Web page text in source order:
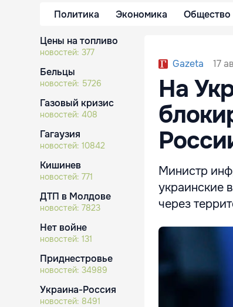
Политика Экономика Общество
Цены на топливо
новостей: 377
Бельцы
новостей: 5726
Газовый кризис
новостей: 408
Гагаузия
новостей: 10842
Кишинев
новостей: 771
ДТП в Молдове
новостей: 7823
Нет войне
новостей: 131
Приднестровье
новостей: 34989
Украина-Россия
новостей: 8491
Gazeta 17
На
Министр
украинские
через